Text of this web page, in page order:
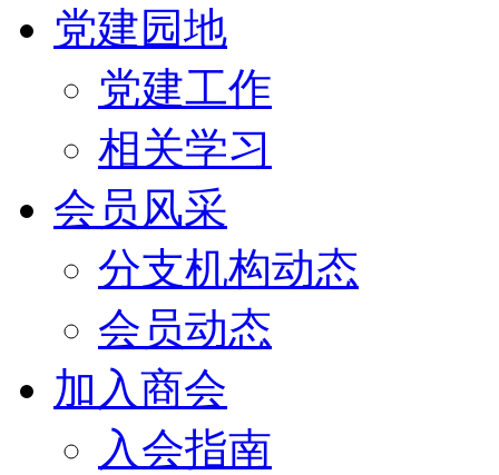
党建园地
党建工作
相关学习
会员风采
分支机构动态
会员动态
加入商会
入会指南